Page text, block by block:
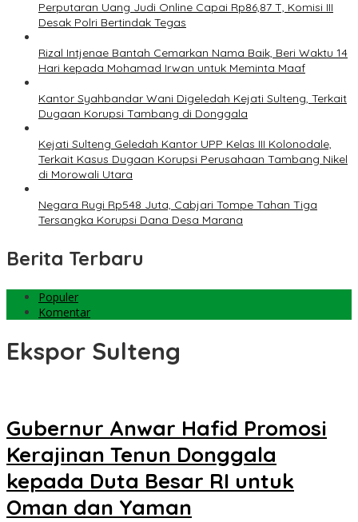
Perputaran Uang Judi Online Capai Rp86,87 T, Komisi III
Desak Polri Bertindak Tegas
Rizal Intjenae Bantah Cemarkan Nama Baik, Beri Waktu 14
Hari kepada Mohamad Irwan untuk Meminta Maaf
Kantor Syahbandar Wani Digeledah Kejati Sulteng, Terkait
Dugaan Korupsi Tambang di Donggala
Kejati Sulteng Geledah Kantor UPP Kelas III Kolonodale,
Terkait Kasus Dugaan Korupsi Perusahaan Tambang Nikel
di Morowali Utara
Negara Rugi Rp548 Juta, Cabjari Tompe Tahan Tiga
Tersangka Korupsi Dana Desa Marana
Berita Terbaru
Populer
Komentar
Ekspor Sulteng
Gubernur Anwar Hafid Promosi
Kerajinan Tenun Donggala
kepada Duta Besar RI untuk
Oman dan Yaman